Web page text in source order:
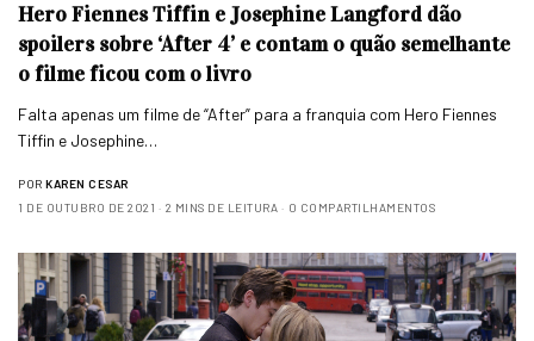
Hero Fiennes Tiffin e Josephine Langford dão
spoilers sobre ‘After 4’ e contam o quão semelhante
o filme ficou com o livro
Falta apenas um filme de “After” para a franquia com Hero Fiennes
Tiffin e Josephine…
POR KAREN CESAR
1 DE OUTUBRO DE 2021
2 MINS DE LEITURA 0 COMPARTILHAMENTOS